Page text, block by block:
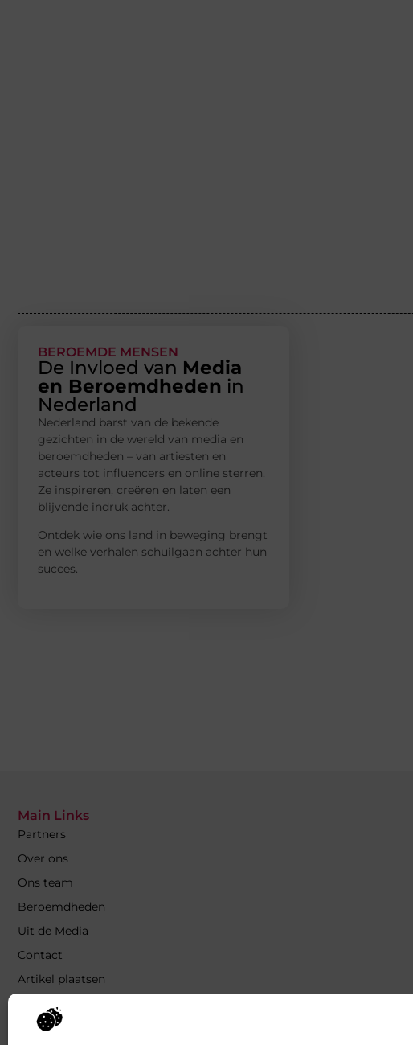
BEROEMDE MENSEN
De Invloed van Media
en Beroemdheden in
Nederland
Nederland barst van de bekende
gezichten in de wereld van media en
beroemdheden – van artiesten en
acteurs tot influencers en online sterren.
Ze inspireren, creëren en laten een
blijvende indruk achter.
Ontdek wie ons land in beweging brengt
en welke verhalen schuilgaan achter hun
succes.
Main Links
Partners
Over ons
Ons team
Beroemdheden
Uit de Media
Contact
Artikel plaatsen
de Autoriteit van Jouw Website